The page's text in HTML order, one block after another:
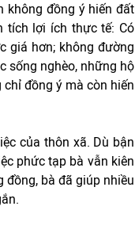
không đồng ý hiến đất
tích lợi ích thực tế: Có
giá hơn; không đường
sống nghèo, những hộ
đồng ý mà còn hiến
của thôn xã. Dù bận
phức tạp bà vẫn kiên
đồng, bà đã giúp nhiều